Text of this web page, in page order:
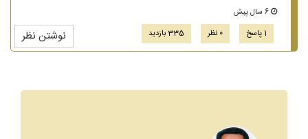
1 پاسخ
0 نظر 335 بازدید نوشتن نظر